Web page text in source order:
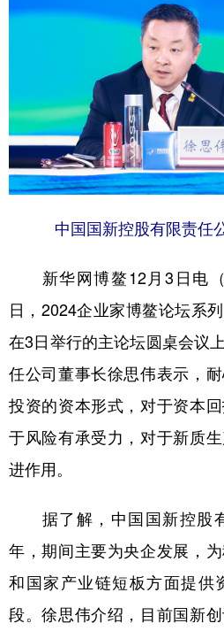
访谈 视频
中央文件
人居
学术中国 乡村振兴
城市 旅游
彩票 娱乐
公益 一带一路
文化产业
地方频道
北京 天津
辽宁 吉林
广东 广西
四川
中国国新控股有限责任
新华网博鳌12月3日电（
日，2024企业家博鳌论坛系
在3日举行的主论坛圆桌会议
任公司董事长徐思伟表示，
投资的资本形式，对于资本
于风险有承受力，对于新质
进作用。
据了解，中国国新控股
年，期间主要为央企发展，
和国家产业链短板方面提供
段。徐思伟介绍，目前国新